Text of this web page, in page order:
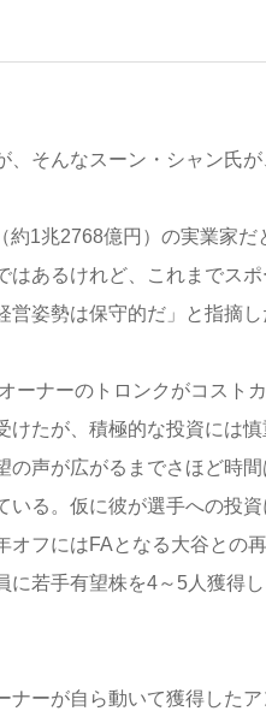
そんなスーン・シャン氏が
1兆2768億円）の実業家
はあるけれど、これまでス
営姿勢は保守的だ」と指摘し
ナーのトロンクがコスト
けたが、積極的な投資には
の声が広がるまでさほど
いる。仮に彼が選手への投
オフにはFAとなる大谷との
に若手有望株を4～5人獲得
ーが自ら動いて獲得した